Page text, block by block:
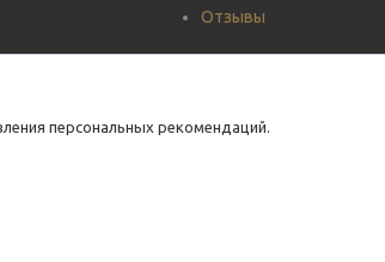
Отзывы
персональных рекомендаций.